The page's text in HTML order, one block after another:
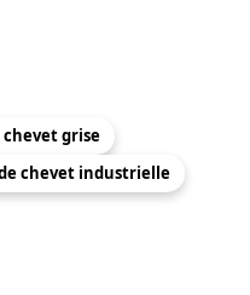
chevet grise
chevet industrielle